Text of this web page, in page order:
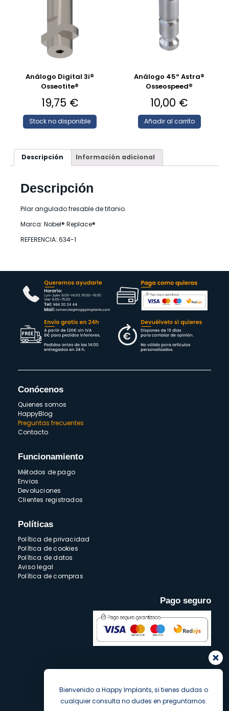
Análogo Digital 3i®
Osseotite®
19,75 €
Stock no disponible
Análogo 45º Astra®
Osseospeed®
10,00 €
Añadir al carrito
Descripción Información adicional
Descripción
Pilar angulado fresable de titanio.
Marca: Nobel® Replace®
REFERENCIA: 634-1
Conócenos
Quienes somos
HappyBlog
Preguntas frecuentes
Contacto
Funcionamiento
Métodos de pago
Envios
Devoluciones
Clientes registrados
Políticas
Política de privacidad
Política de cookies
Política de datos
Aviso legal
Política de compras
Pago seguro
Bienvenido a Happy Implants, si tienes dudas o
cualquier consulta no dudes en preguntarnos.